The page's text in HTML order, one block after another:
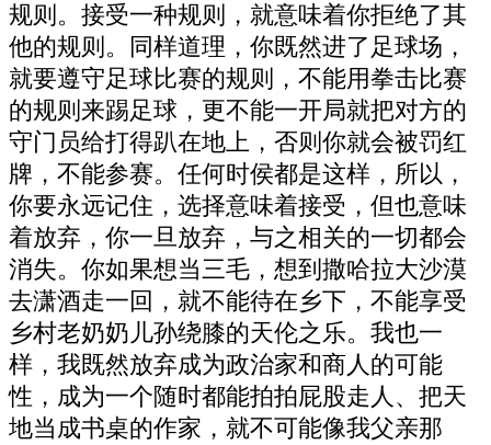
规则。接受一种规则，就意味着你拒绝了其
他的规则。同样道理，你既然进了足球场，
就要遵守足球比赛的规则，不能用拳击比赛
的规则来踢足球，更不能一开局就把对方的
守门员给打得趴在地上，否则你就会被罚红
牌，不能参赛。任何时侯都是这样，所以，
你要永远记住，选择意味着接受，但也意味
着放弃，你一旦放弃，与之相关的一切都会
消失。你如果想当三毛，想到撒哈拉大沙漠
去潇酒走一回，就不能待在乡下，不能享受
乡村老奶奶儿孙绕膝的天伦之乐。我也一
样，我既然放弃成为政治家和商人的可能
性，成为一个随时都能拍拍屁股走人、把天
地当成书桌的作家，就不可能像我父亲那